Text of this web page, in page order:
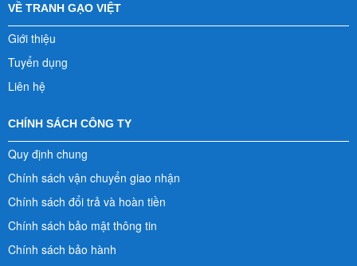
VỀ TRANH GẠO VIỆT
Giới thiệu
Tuyển dụng
Liên hệ
CHÍNH SÁCH CÔNG TY
Quy định chung
Chính sách vận chuyển giao nhận
Chính sách đổi trả và hoàn tiền
Chính sách bảo mật thông tin
Chính sách bảo hành